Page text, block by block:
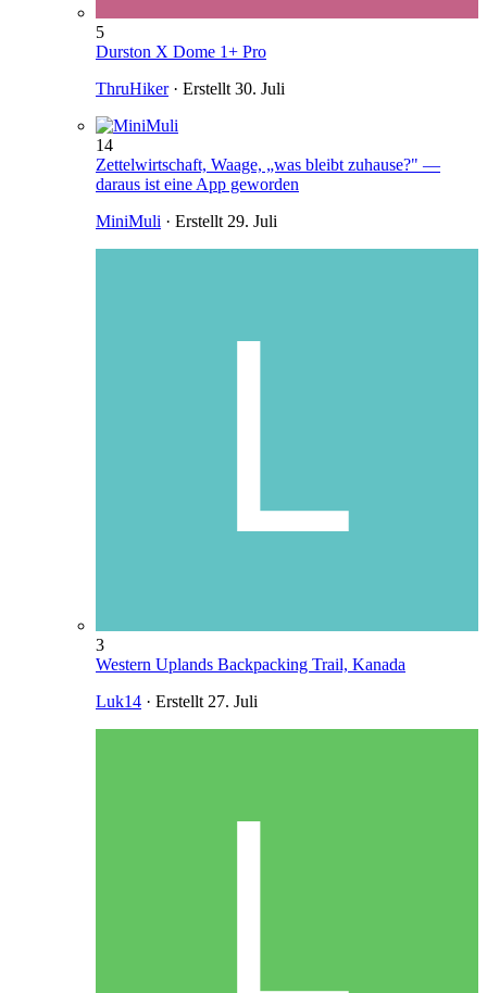
5
Durston X Dome 1+ Pro
ThruHiker· Erstellt 30. Juli
14
Zettelwirtschaft, Waage, „was bleibt zuhause?" —
daraus ist eine App geworden
MiniMuli · Erstellt 29. Juli
3
Western Uplands Backpacking Trail, Kanada
Luk14 · Erstellt 27. Juli